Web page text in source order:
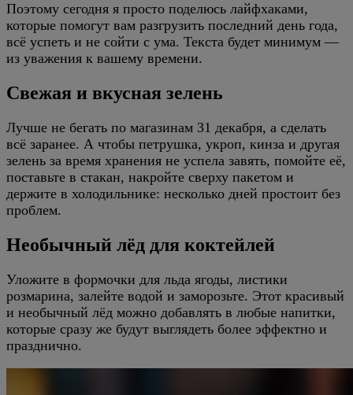
Поэтому сегодня я просто поделюсь лайфхаками,
которые помогут вам разгрузить последний день года,
всё успеть и не сойти с ума. Текста будет минимум —
из уважения к вашему времени.
Свежая и вкусная зелень
Лучше не бегать по магазинам 31 декабря, а сделать
всё заранее. А чтобы петрушка, укроп, кинза и другая
зелень за время хранения не успела завять, помойте её,
поставьте в стакан, накройте сверху пакетом и
держите в холодильнике: несколько дней простоит без
проблем.
Необычный лёд для коктейлей
Уложите в формочки для льда ягоды, листики
розмарина, залейте водой и заморозьте. Этот красивый
и необычный лёд можно добавлять в любые напитки,
которые сразу же будут выглядеть более эффектно и
празднично.